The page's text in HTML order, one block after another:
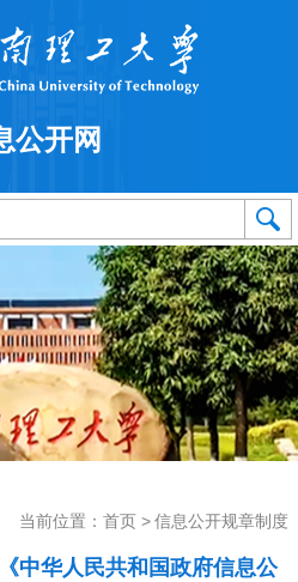
公开网
当前位置： 首页 > 信息公开规章制度
中华人民共和国政府信息公